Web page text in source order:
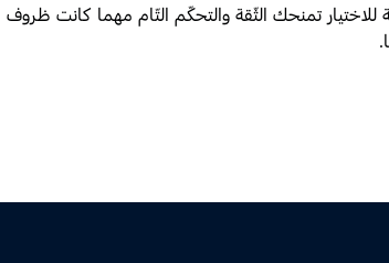
تمنحك الثّقة والتحكّم التّام مهما كانت ظروف